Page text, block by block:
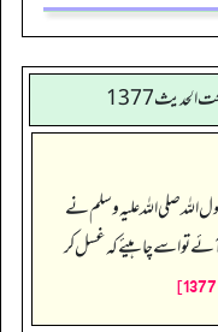
الحديث 1377
صلی اللہ علیہ وسلم نے
تو اسے چاہیئے کہ غسل کر